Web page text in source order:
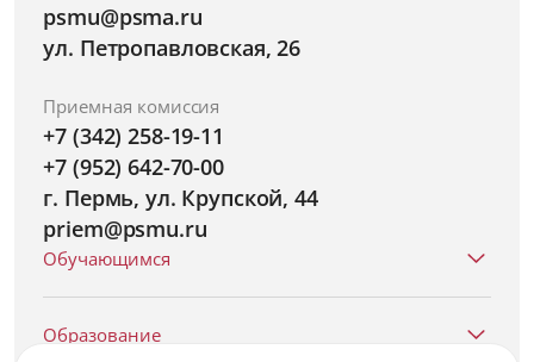
psmu@psma.ru
ул. Петропавловская, 26
Приемная комиссия
+7 (342) 258-19-11
+7 (952) 642-70-00
г. Пермь, ул. Крупской, 44
priem@psmu.ru
Обучающимся
Образование